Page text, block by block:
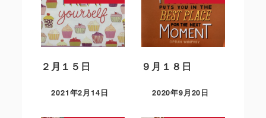
２月１５日
2021年2月14日
９月１８日
2020年9月20日